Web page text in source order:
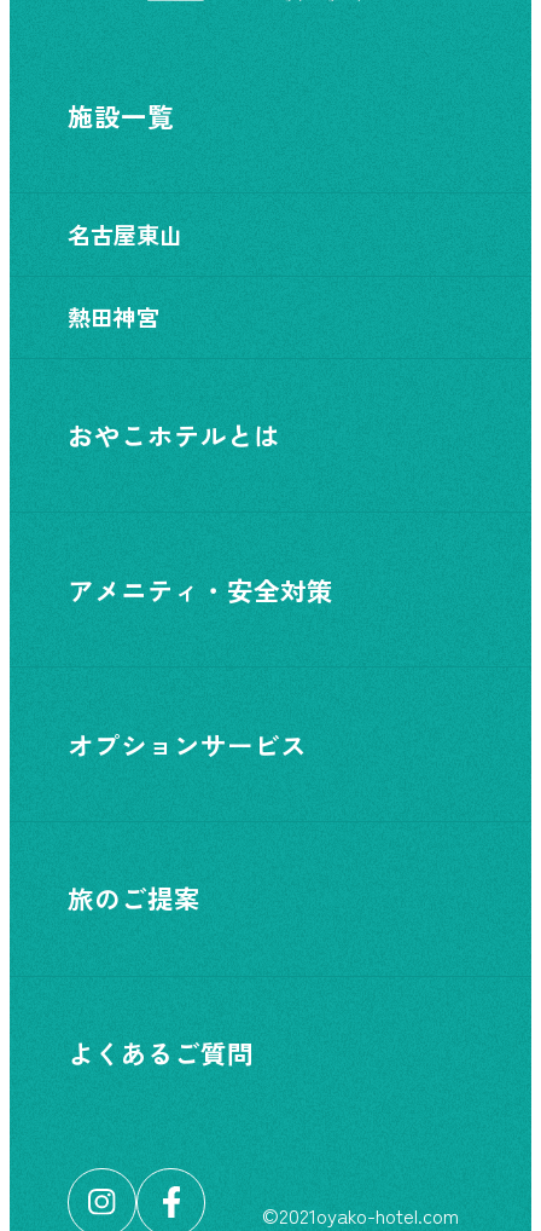
施設一覧
名古屋東山
熱田神宮
おやこホテルとは
アメニティ・安全対策
オプションサービス
旅のご提案
よくあるご質問
©︎2021oyako-hotel.com